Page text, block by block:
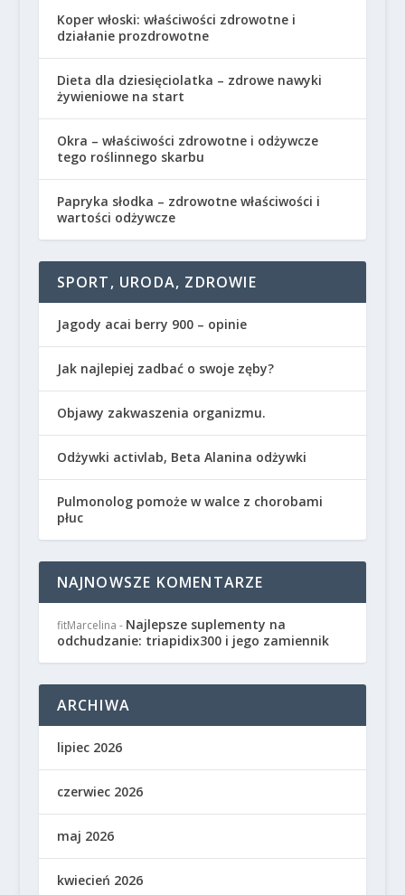
Koper włoski: właściwości zdrowotne i
działanie prozdrowotne
Dieta dla dziesięciolatka – zdrowe nawyki
żywieniowe na start
Okra – właściwości zdrowotne i odżywcze
tego roślinnego skarbu
Papryka słodka – zdrowotne właściwości i
wartości odżywcze
SPORT, URODA, ZDROWIE
Jagody acai berry 900 – opinie
Jak najlepiej zadbać o swoje zęby?
Objawy zakwaszenia organizmu.
Odżywki activlab, Beta Alanina odżywki
Pulmonolog pomoże w walce z chorobami
płuc
NAJNOWSZE KOMENTARZE
fitMarcelina - Najlepsze suplementy na
odchudzanie: triapidix300 i jego zamiennik
ARCHIWA
lipiec 2026
czerwiec 2026
maj 2026
kwiecień 2026